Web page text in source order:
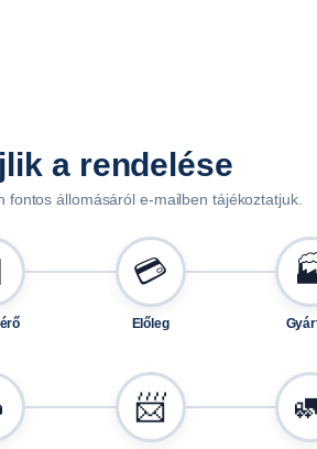
a rendelése
fontos állomásáról e-mailben tájékoztatjuk.
💳
Előleg
📨